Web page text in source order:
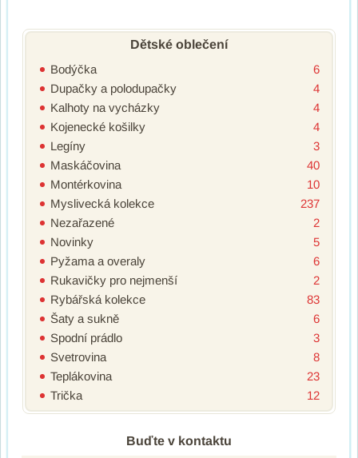
Dětské oblečení
Bodýčka
6
Dupačky a polodupačky
4
Kalhoty na vycházky
4
Kojenecké košilky
4
Legíny
3
Maskáčovina
40
Montérkovina
10
Myslivecká kolekce
237
Nezařazené
2
Novinky
5
Pyžama a overaly
6
Rukavičky pro nejmenší
2
Rybářská kolekce
83
Šaty a sukně
6
Spodní prádlo
3
Svetrovina
8
Teplákovina
23
Trička
12
Buďte v kontaktu